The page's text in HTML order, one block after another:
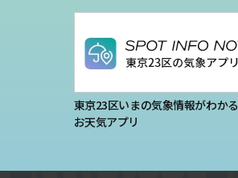
東京23区いまの気象情報がわかる
お天気アプリ